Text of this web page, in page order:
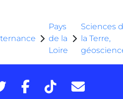
Pays
de la
Loire
Sciences
la Terre,